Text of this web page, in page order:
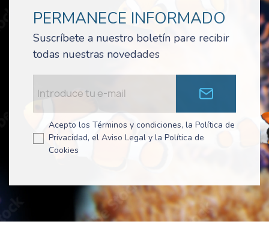
PERMANECE INFORMADO
Suscríbete a nuestro boletín pare recibir
todas nuestras novedades
Acepto los Términos y condiciones, la Política de
Privacidad, el Aviso Legal y la Política de
Cookies